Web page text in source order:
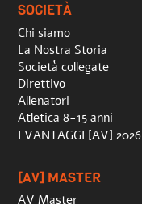
SOCIETÀ
Chi siamo
La Nostra Storia
Società collegate
Direttivo
Allenatori
Atletica 8-15 anni
I VANTAGGI [AV] 2026
[AV] MASTER
AV Master